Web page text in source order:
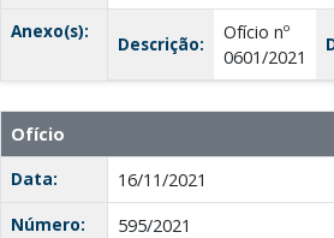
Anexo(s):
Descrição:
Ofício nº
0601/2021
Ofício
Data:
16/11/2021
Número:
595/2021